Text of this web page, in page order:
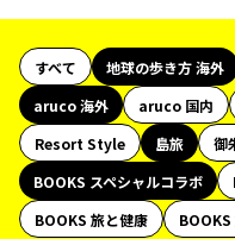
すべて 地球の歩き方 海外
aruco 海外
aruco 国内
Resort Style
島旅 御
BOOKS スペシャルコラボ
BOOKS 旅と健康